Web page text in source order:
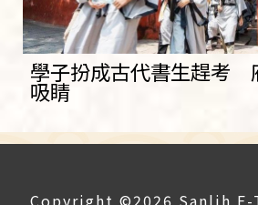
學子扮成古代書生趕考
吸睛
Copyright ©2026 Sanlih